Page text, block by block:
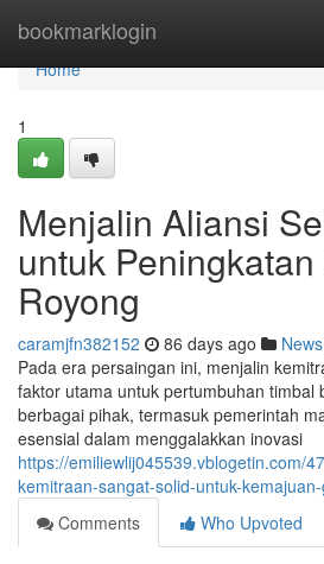
bookmarklogin
Home
Home
1
Menjalin Aliansi
untuk
Royong
caramjfn382152 86 days ago News
Pada era persaingan ini, menjalin
faktor utama untuk pertumbuhan timbal
berbagai pihak, termasuk pemerintah
esensial dalam menggalakkan inovasi
https://emiliewlij045539.vblogetin.com/
kemitraan-sangat-solid-untuk-
Comments
Who Upvoted